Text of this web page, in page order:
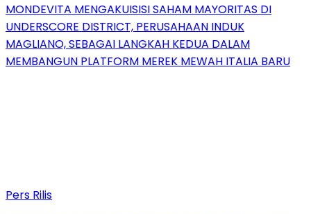
MONDEVITA MENGAKUISISI SAHAM MAYORITAS DI
UNDERSCORE DISTRICT, PERUSAHAAN INDUK
MAGLIANO, SEBAGAI LANGKAH KEDUA DALAM
MEMBANGUN PLATFORM MEREK MEWAH ITALIA BARU
Pers Rilis